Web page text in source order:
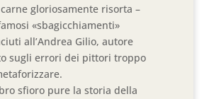
gloriosamente risorta –
«sbagicchiamenti»
all’Andrea Gilio, autore
sugli errori dei pittori troppo
sfioro pure la storia della